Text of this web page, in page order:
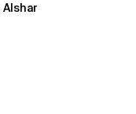
voranzutreiben,
Alshar